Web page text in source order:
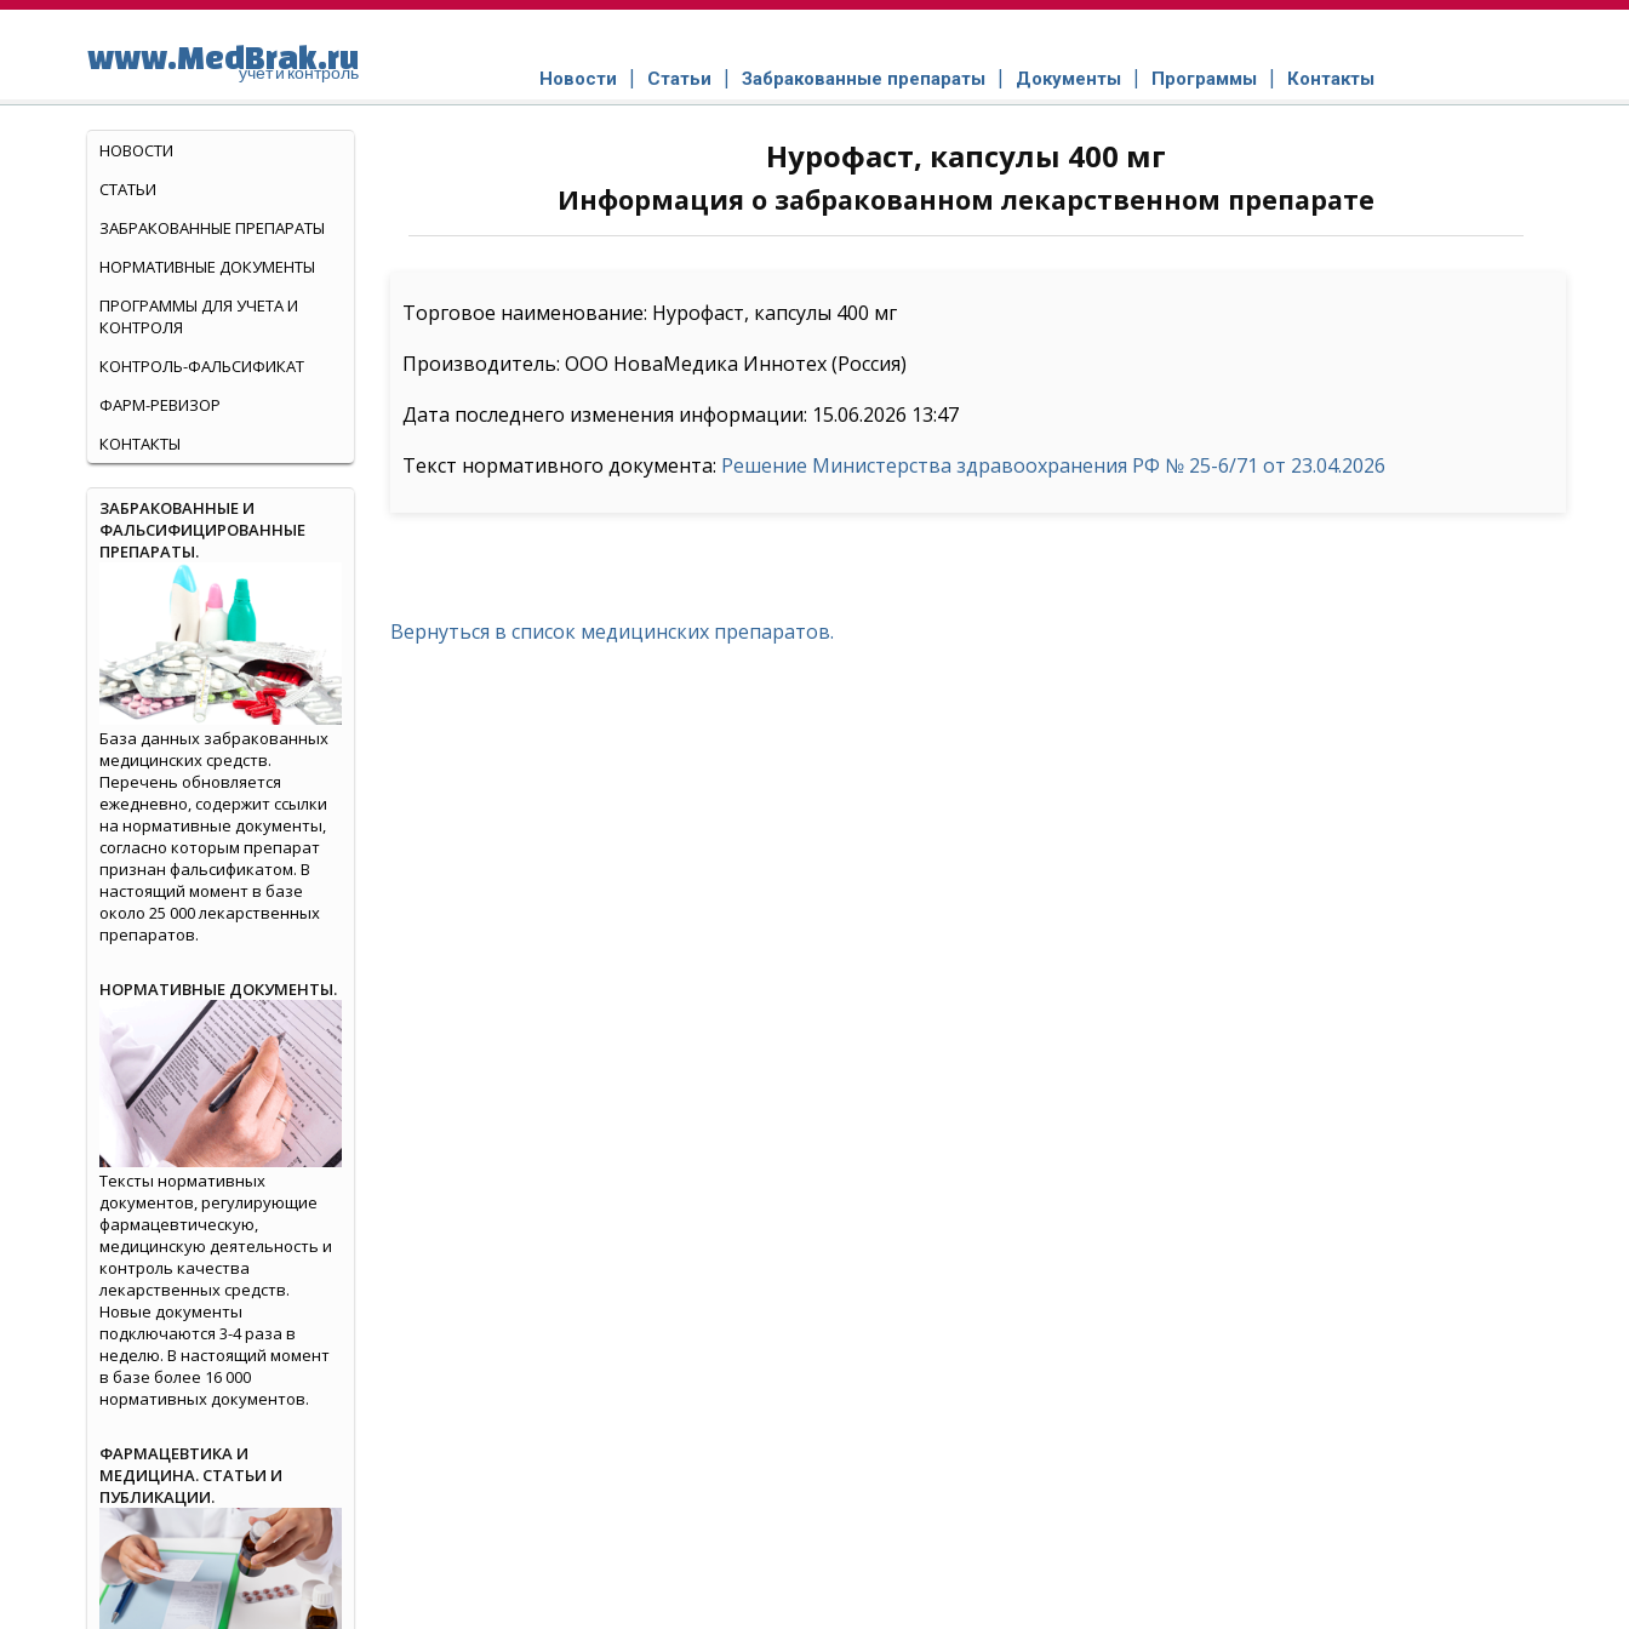
www.MedBrak.ru
учет и контроль Новости Статьи Забракованные препараты Документы Программы Контакты
Нурофаст, капсулы 400 мг
Информация о забракованном лекарственном препарате
Торговое наименование: Нурофаст, капсулы 400 мг
Производитель: ООО НоваМедика Иннотех (Россия)
Дата последнего изменения информации: 15.06.2026 13:47
Текст нормативного документа: Решение Министерства здравоохранения РФ № 25-6/71 от 23.04.2026
Вернуться в список медицинских препаратов.
НОВОСТИ
СТАТЬИ
ЗАБРАКОВАННЫЕ ПРЕПАРАТЫ
НОРМАТИВНЫЕ ДОКУМЕНТЫ
ПРОГРАММЫ ДЛЯ УЧЕТА И
КОНТРОЛЯ
КОНТРОЛЬ-ФАЛЬСИФИКАТ
ФАРМ-РЕВИЗОР
КОНТАКТЫ
ЗАБРАКОВАННЫЕ И
ФАЛЬСИФИЦИРОВАННЫЕ
ПРЕПАРАТЫ.
База данных забракованных
медицинских средств.
Перечень обновляется
ежедневно, содержит ссылки
на нормативные документы,
согласно которым препарат
признан фальсификатом. В
настоящий момент в базе
около 25 000 лекарственных
препаратов.
НОРМАТИВНЫЕ ДОКУМЕНТЫ.
Тексты нормативных
документов, регулирующие
фармацевтическую,
медицинскую деятельность и
контроль качества
лекарственных средств.
Новые документы
подключаются 3-4 раза в
неделю. В настоящий момент
в базе более 16 000
нормативных документов.
ФАРМАЦЕВТИКА И
МЕДИЦИНА. СТАТЬИ И
ПУБЛИКАЦИИ.